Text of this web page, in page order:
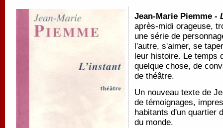
Jean-Marie Piemme -
après-midi orageuse,
une série de
l'autre, s'aimer, se
leur histoire. Le temps
quelque chose, de
de théâtre.
Un nouveau texte de
de témoignages,
habitants d'un quartier
du monde.